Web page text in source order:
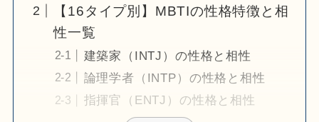
【16タイプ別】MBTIの性格特徴と相
性一覧
建築家（INTJ）の性格と相性
論理学者（INTP）の性格と相性
指揮官（ENTJ）の性格と相性